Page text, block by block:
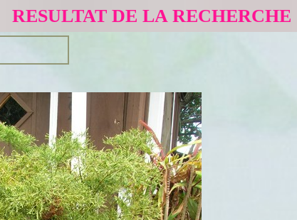
RESULTAT DE LA RECHERCHE